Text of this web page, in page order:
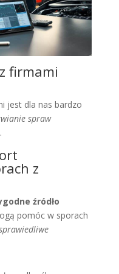
firmami
jest dla nas bardzo
spraw
z
źródło
pomóc w sporach